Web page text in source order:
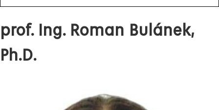
prof. Ing. Roman Bulánek,
Ph.D.